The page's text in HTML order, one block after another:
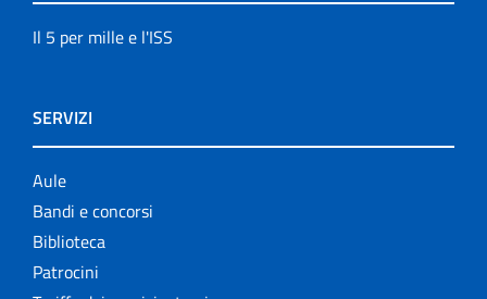
Il 5 per mille e l'ISS
SERVIZI
Aule
Bandi e concorsi
Biblioteca
Patrocini